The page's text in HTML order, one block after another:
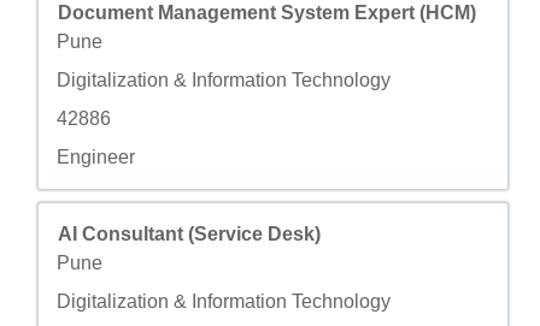
Titre
Document Management System Expert (HCM)
Ville
Pune
Champ personnalisé 2
Digitalization & Information Technology
Champ personnalisé 3
42886
Champ personnalisé 4
Engineer
Sélectionnez avec la barre d’espacement pour afficher
Titre
AI Consultant (Service Desk)
Ville
Pune
Champ personnalisé 2
Digitalization & Information Technology
Sélectionnez avec la barre d’espacement pour afficher